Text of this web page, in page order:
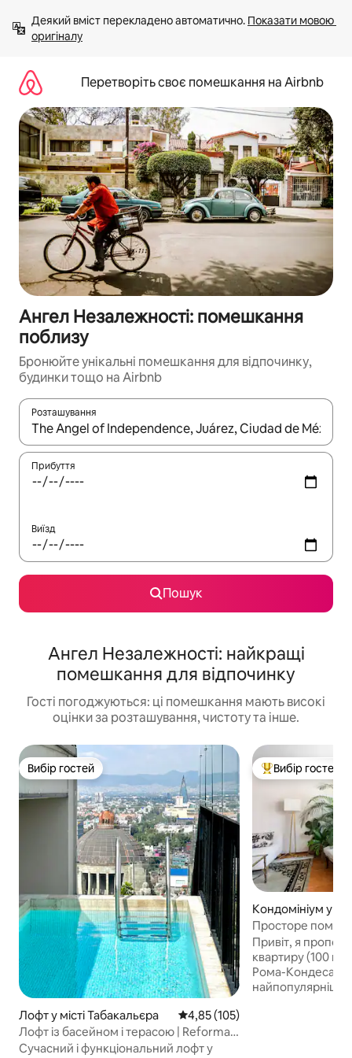
вмісту
Деякий вміст перекладено автоматично. Показати мовою
оригіналу
Перетворіть своє помешкання на Airbnb
Ангел Незалежності: помешкання
поблизу
Бронюйте унікальні помешкання для відпочинку,
будинки тощо на Airbnb
Розташування
Отримавши результати пошуку, використовуйте для
Прибуття
Виїзд
Пошук
Ангел Незалежності: найкращі
помешкання для відпочинку
Гості погоджуються: ці помешкання мають високі
оцінки за розташування, чистоту та інше.
Вибір гостей
Вибір гостей
Лофт у місті Табакальєра Середня оцінка: 4,85 з 5,
4,85 (105)
Лофт із басейном і терасою | Reforma
Downtown CDMX
Сучасний і функціональний лофт у
Топ вибір гостей
Вибір гостей
Кондомініум у
орте
Просторе
видом у Рома-
Привіт, я
квартиру (100 кв.
Рома-Кондеса.
найпопулярніше